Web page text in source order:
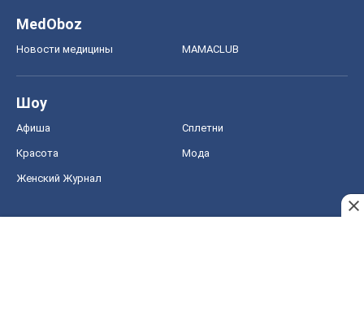
MedOboz
Новости медицины MAMACLUB
Шоу
Афиша Сплетни
Красота Мода
Женский Журнал